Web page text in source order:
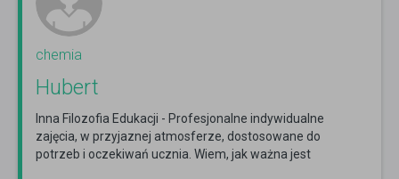
chemia
Hubert
Inna Filozofia Edukacji - Profesjonalne indywidualne
zajęcia, w przyjaznej atmosferze, dostosowane do
potrzeb i oczekiwań ucznia. Wiem, jak ważna jest